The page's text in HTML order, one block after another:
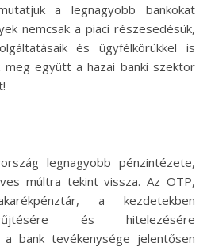
a legnagyobb bankokat
nemcsak a piaci részesedésük,
és ügyfélkörükkel is
meg együtt a hazai banki szektor
legnagyobb pénzintézete,
múltra tekint vissza. Az OTP,
a kezdetekben
és hitelezésére
a bank tevékenysége jelentősen